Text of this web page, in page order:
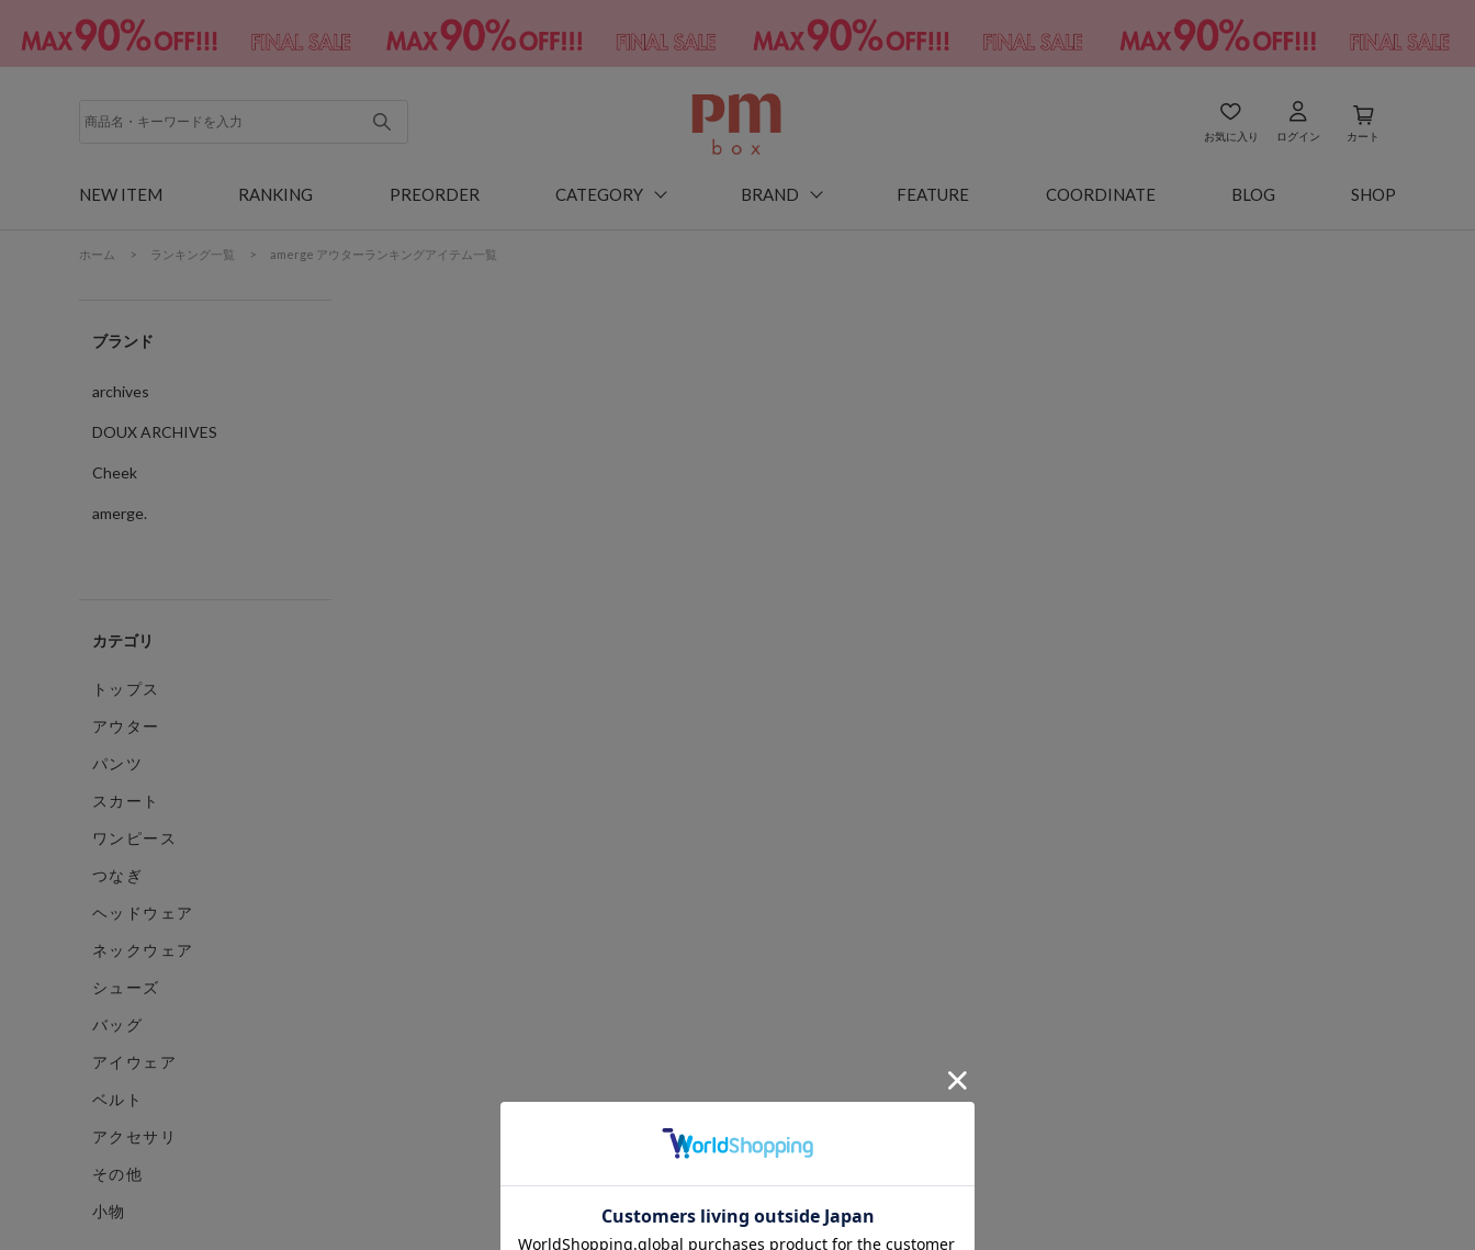
お気に入り ログイン カート
NEW ITEM RANKING PREORDER CATEGORY BRAND FEATURE COORDINATE BLOG SHOP
ホーム > ランキング一覧 > amerge アウターランキングアイテム一覧
ブランド
archives
DOUX ARCHIVES
Cheek
amerge.
カテゴリ
トップス
アウター
パンツ
スカート
ワンピース
つなぎ
ヘッドウェア
ネックウェア
シューズ
バッグ
アイウェア
ベルト
アクセサリ
その他
小物